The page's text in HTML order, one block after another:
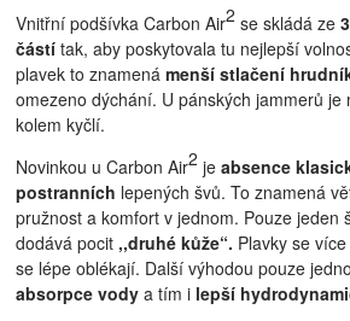
Vnitřní podšívka Carbon Air2 se skládá ze
částí tak, aby poskytovala tu nejlepší
plavek to znamenámenší stlačení
omezeno dýchání. U pánských jammerů je
kolem kyčlí.
Novinkou u Carbon Air2 jeabsence
postranních lepených švů. To znamená
pružnost a komfort v jednom. Pouze jeden
dodává pocit ,,druhé kůže“. Plavky se
se lépe oblékají. Další výhodou pouze
absorpce vody a tím i lepší